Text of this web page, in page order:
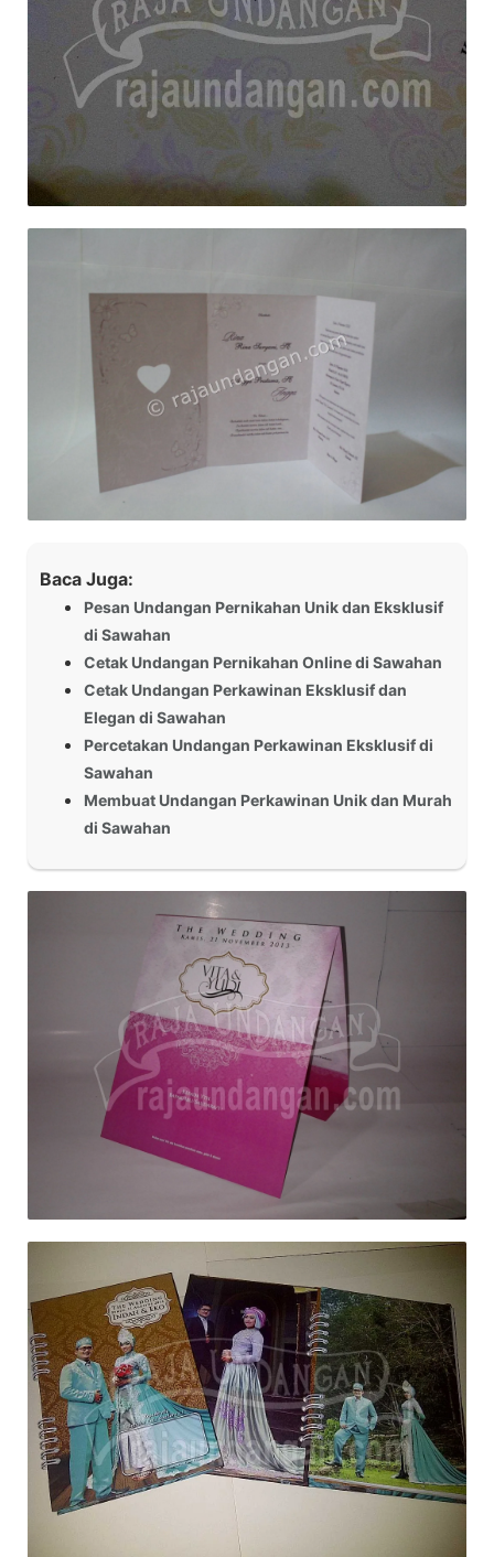
Baca Juga:
Pesan Undangan Pernikahan Unik dan Eksklusif
di Sawahan
Cetak Undangan Pernikahan Online di Sawahan
Cetak Undangan Perkawinan Eksklusif dan
Elegan di Sawahan
Percetakan Undangan Perkawinan Eksklusif di
Sawahan
Membuat Undangan Perkawinan Unik dan Murah
di Sawahan